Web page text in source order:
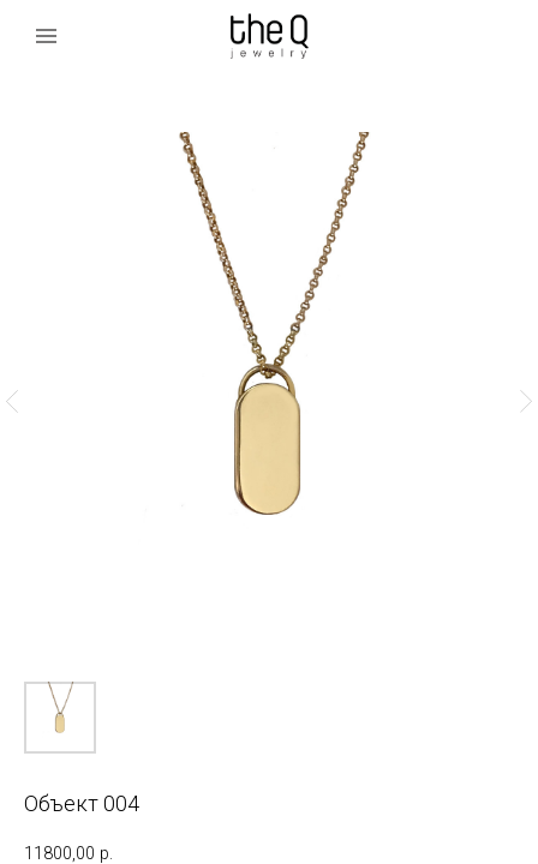
Объект 004
11800,00 р.